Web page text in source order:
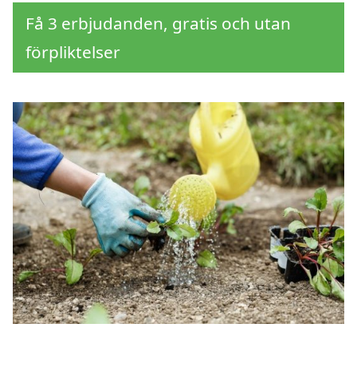
Få 3 erbjudanden, gratis och utan
förpliktelser